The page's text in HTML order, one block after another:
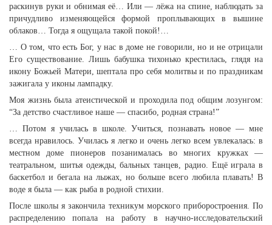
раскинув руки и обнимая её… Или — лёжа на спине, наблюдать за
причудливо изменяющейся формой проплывающих в вышине
облаков… Тогда я ощущала такой покой!…
… О том, что есть Бог, у нас в доме не говорили, но и не отрицали
Его существование. Лишь бабушка тихонько крестилась, глядя на
икону Божьей Матери, шептала про себя молитвы и по праздникам
зажигала у иконы лампадку.
Моя жизнь была атеистической и проходила под общим лозунгом:
“За детство счастливое наше — спасибо, родная страна!”
… Потом я училась в школе. Учиться, познавать новое — мне
всегда нравилось. Училась я легко и очень легко всем увлекалась: в
местном доме пионеров позанималась во многих кружках —
театральном, шитья одежды, бальных танцев, радио. Ещё играла в
баскетбол и бегала на лыжах, но больше всего любила плавать! В
воде я была — как рыба в родной стихии.
После школы я закончила техникум морского приборостроения. По
распределению попала на работу в научно-исследовательский